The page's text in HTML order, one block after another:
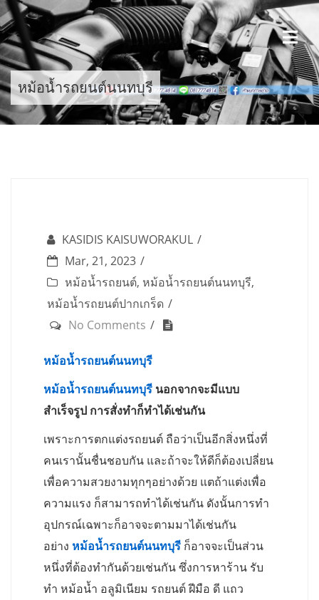
Skip
to
content
หม้อน้ำรถยนต์นนทบุรี
KASIDIS KAISUWORAKUL
Mar, 21, 2023
หม้อน้ำรถยนต์, หม้อน้ำรถยนต์นนทบุรี,
หม้อน้ำรถยนต์ปากเกร็ด
No Comments
หม้อน้ำรถยนต์นนทบุรี
หม้อน้ำรถยนต์นนทบุรี นอกจากจะมีแบบ
สำเร็จรูป การสั่งทำก็ทำได้เช่นกัน
เพราะการตกแต่งรถยนต์ ถือว่าเป็นอีกสิ่งหนึ่งที่
คนเรานั้นชื่นชอบกัน และถ้าจะให้ดีก็ต้องเปลี่ยน
เพื่อความสวยงามทุกๆอย่างด้วย แตถ้าแต่งเพื่อ
ความแรง ก็สามารถทำได้เช่นกัน ดังนั้นการทำ
อุปกรณ์เฉพาะก็อาจจะตามมาได้เช่นกัน
อย่าง หม้อน้ำรถยนต์นนทบุรี ก็อาจจะเป็นส่วน
หนึ่งที่ต้องทำกันด้วยเช่นกัน ซึ่งการหาร้าน รับ
ทํา หม้อน้ำ อลูมิเนียม รถยนต์ ฝีมือ ดี แถว